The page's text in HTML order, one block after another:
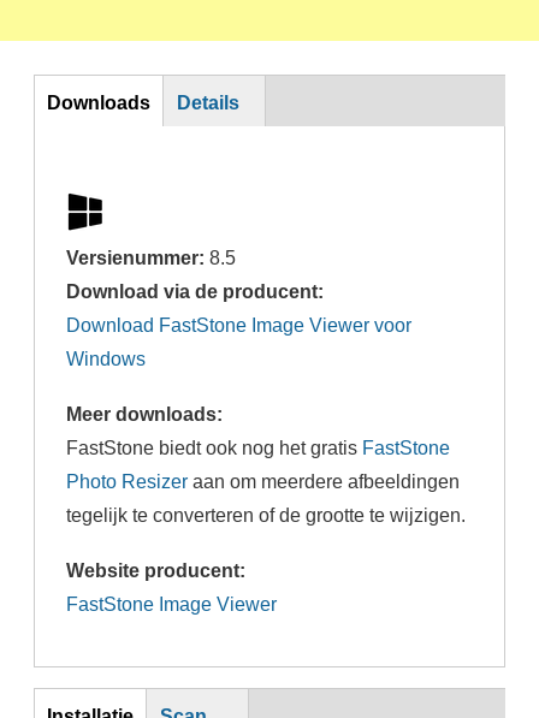
DL
Downloads Details
Versienummer:8.5
Download via de producent:
Download FastStone Image Viewer voor
Windows
Meer downloads:
FastStone biedt ook nog het gratis FastStone
Photo Resizer aan om meerdere afbeeldingen
tegelijk te converteren of de grootte te wijzigen.
Website producent:
FastStone Image Viewer
Inst